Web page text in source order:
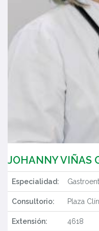
JOHANNY VIÑAS
Especialidad:
Consultorio: Plaza
Extensión: 4618